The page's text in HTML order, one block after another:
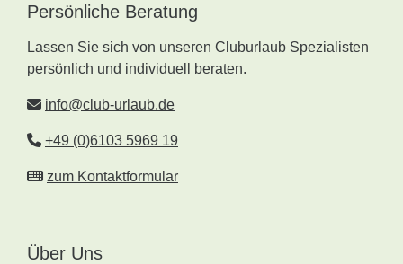
Persönliche Beratung
Lassen Sie sich von unseren Cluburlaub Spezialisten
persönlich und individuell beraten.
info@club-urlaub.de
+49 (0)6103 5969 19
zum Kontaktformular
Über Uns